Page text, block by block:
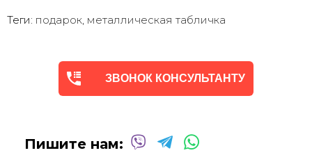
Теги: подарок, металлическая табличка
ЗВОНОК КОНСУЛЬТАНТУ
Пишите нам: